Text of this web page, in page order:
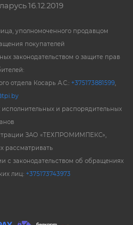
16.12.2019
уполномоченного продавцом
покупателей
законодательством о защите прав
отдела Косарь А.С.: +375173881599,
и распорядительных
ЗАО «ТЕХПРОМИМПЕКС»,
рассматривать
с законодательством об обращениях
лиц: +375173743973